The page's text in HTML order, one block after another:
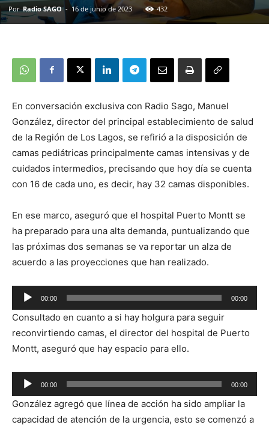
Por Radio SAGO - 16 de junio de 2023 432
En conversación exclusiva con Radio Sago, Manuel
González, director del principal establecimiento de salud
de la Región de Los Lagos, se refirió a la disposición de
camas pediátricas principalmente camas intensivas y de
cuidados intermedios, precisando que hoy día se cuenta
con 16 de cada uno, es decir, hay 32 camas disponibles.
En ese marco, aseguró que el hospital Puerto Montt se
ha preparado para una alta demanda, puntualizando que
las próximas dos semanas se va reportar un alza de
acuerdo a las proyecciones que han realizado.
Reproductor
de
audio
00:00 00:00
Consultado en cuanto a si hay holgura para seguir
reconvirtiendo camas, el director del hospital de Puerto
Montt, aseguró que hay espacio para ello.
Reproductor
de
audio
00:00 00:00
González agregó que línea de acción ha sido ampliar la
capacidad de atención de la urgencia, esto se comenzó a